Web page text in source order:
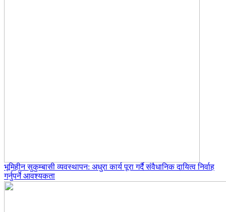
भूमिहीन सुकुम्बासी व्यवस्थापन: अधुरा कार्य पूरा गर्दै संवैधानिक दायित्व निर्वाह
गर्नुपर्ने आवश्यकता